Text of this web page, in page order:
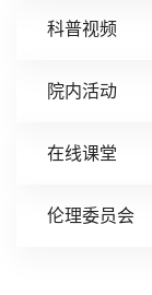
科普视频
院内活动
在线课堂
伦理委员会